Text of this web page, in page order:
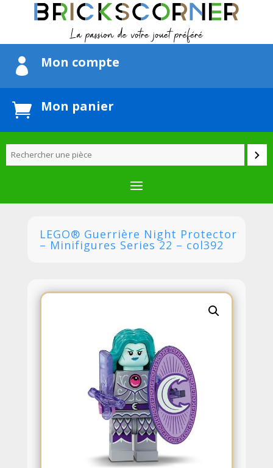
 Mon compte
 Mon panier
LEGO® Guerrière Night Protector
– Minifigures Series 22 – col392